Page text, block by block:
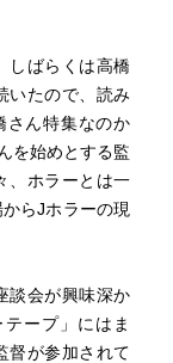
しばらくは高橋
いたので、読み
さん特集なのか
を始めとする監
、ホラーとは一
らJホラーの現
談会が興味深か
ープ」にはま
督が参加されて